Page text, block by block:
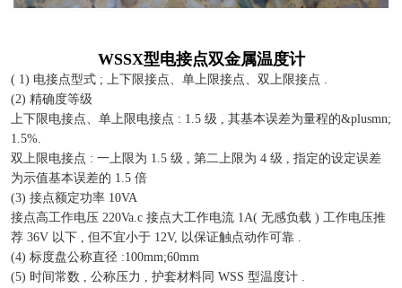
WSSX型电接点双金属温度计
( 1) 电接点型式 ; 上下限接点、单上限接点、双上限接点 .
(2) 精确度等级
上下限电接点、单上限电接点 : 1.5 级 , 其基本误差为量程的&plusmn;
1.5%.
双上限电接点 : 一上限为 1.5 级 , 第二上限为 4 级 , 指定的设定误差
为示值基本误差的 1.5 倍
(3) 接点额定功率 10VA
接点高工作电压 220Va.c 接点大工作电流 1A( 无感负载 ) 工作电压推
荐 36V 以下 , 但不宜小于 12V, 以保证触点动作可靠 .
(4) 标度盘公称直径 :100mm;60mm
(5) 时间常数 , 公称压力 , 护套材料同 WSS 型温度计 .